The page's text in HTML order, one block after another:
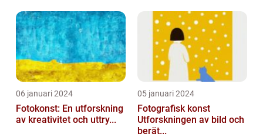
06 januari 2024
Fotokonst: En utforskning
av kreativitet och uttry...
05 januari 2024
Fotografisk konst
Utforskningen av bild och
berät...